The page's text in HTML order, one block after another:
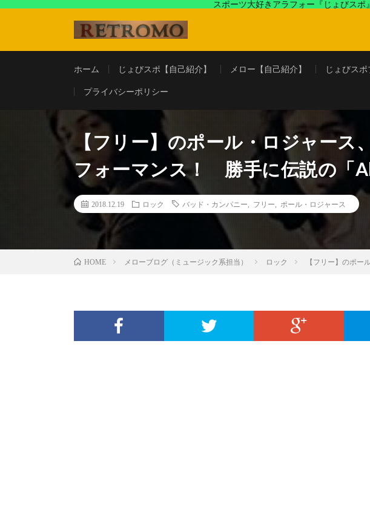
スポーツ大好きアラフォー『じょびスポ
ホーム じょびスポ【自己紹介】 メロー【自己紹介】 じょびスポ
プライバシーポリシー
【フリー】のポール・ロジャース
フォーマンス！ 勝手に伝説の「
2018.12.19 ロック バッド・カンパニー フリー ポール・ロジャース
HOME メローブログ（ミュージック系担当） ロック 【フリー】のポ